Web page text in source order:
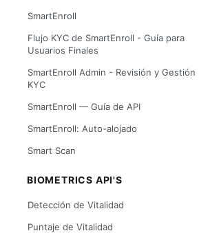
SmartEnroll
Flujo KYC de SmartEnroll - Guía para
Usuarios Finales
SmartEnroll Admin - Revisión y Gestión
KYC
SmartEnroll — Guía de API
SmartEnroll: Auto-alojado
Smart Scan
BIOMETRICS API'S
Detección de Vitalidad
Puntaje de Vitalidad